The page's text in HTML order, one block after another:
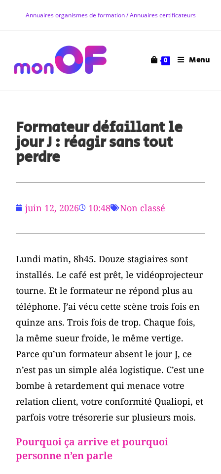
Annuaires organismes de formation / Annuaires certificateurs
0 Menu
Formateur défaillant le
jour J : réagir sans tout
perdre
juin 12, 2026 10:48 Non classé
Lundi matin, 8h45. Douze stagiaires sont
installés. Le café est prêt, le vidéoprojecteur
tourne. Et le formateur ne répond plus au
téléphone. J’ai vécu cette scène trois fois en
quinze ans. Trois fois de trop. Chaque fois,
la même sueur froide, le même vertige.
Parce qu’un formateur absent le jour J, ce
n’est pas un simple aléa logistique. C’est une
bombe à retardement qui menace votre
relation client, votre conformité Qualiopi, et
parfois votre trésorerie sur plusieurs mois.
Pourquoi ça arrive et pourquoi
personne n’en parle